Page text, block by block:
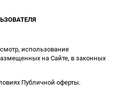
использование
на Сайте, в законных
Публичной оферты.